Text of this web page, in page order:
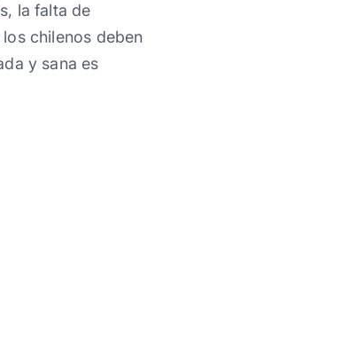
la falta de
chilenos deben
y sana es